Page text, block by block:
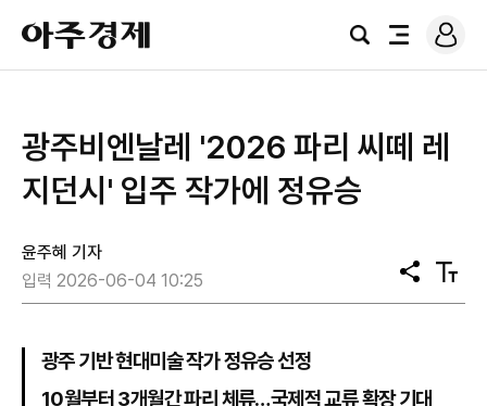
아
주
경
검
전
로
그
광주비엔날레 '2026 파리 씨떼 레
지던시' 입주 작가에 정유승
윤주혜 기자
입력 2026-06-04 10:25
공
유
텍
스
광주 기반 현대미술 작가 정유승 선정
10월부터 3개월간 파리 체류…국제적 교류 확장 기대